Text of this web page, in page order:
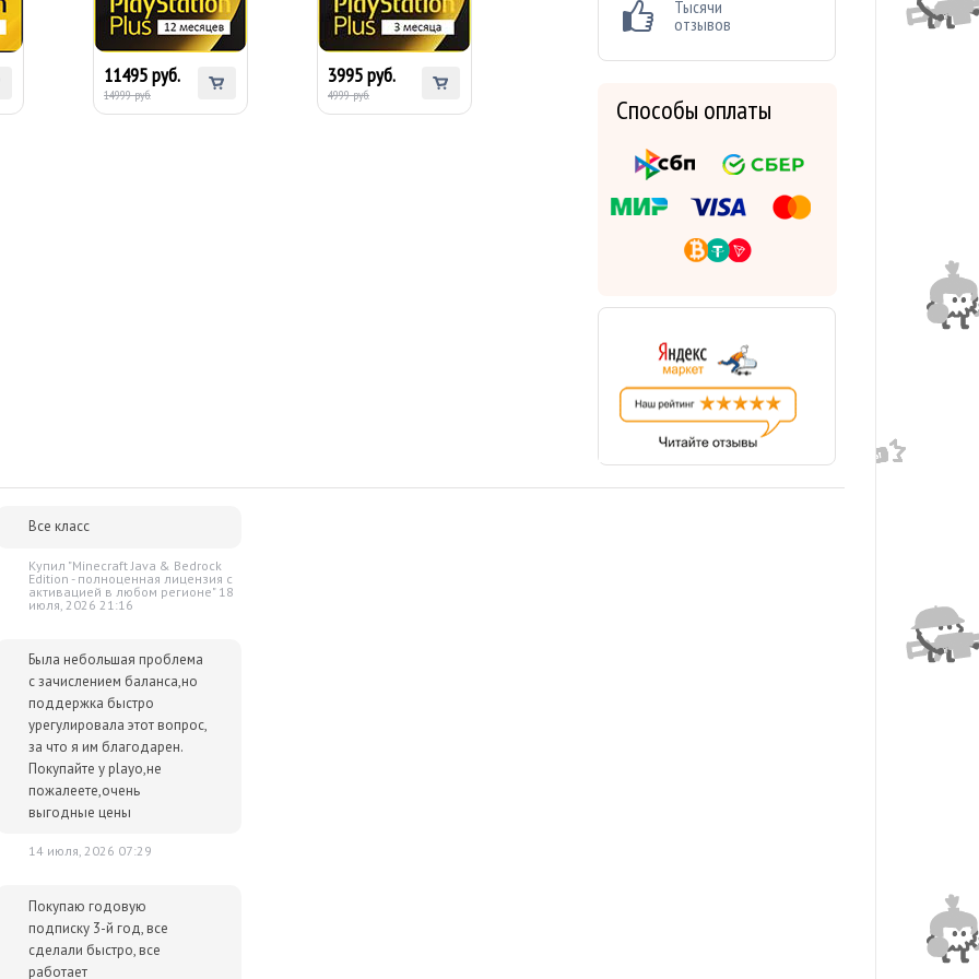
экономия 3504 ₹
11495 руб.
14999 руб.
экономия 1004 ₹
3995 руб.
4999 руб.
Тысячи
отзывов
Способы оплаты
Все класс
Купил "Minecraft Java & Bedrock
Edition - полноценная лицензия c
активацией в любом регионе" 18
июля, 2026 21:16
Была небольшая проблема
с зачислением баланса,но
поддержка быстро
урегулировала этот вопрос,
за что я им благодарен.
Покупайте у playo,не
пожалеете,очень
выгодные цены
14 июля, 2026 07:29
Покупаю годовую
подписку 3-й год, все
сделали быстро, все
работает